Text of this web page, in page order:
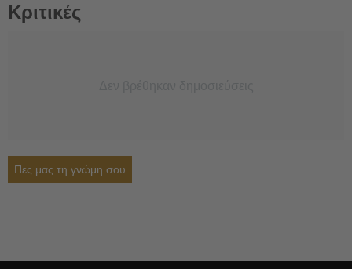
Κριτικές
Πες μας τη γνώμη σου